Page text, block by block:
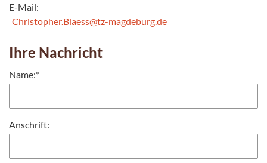
E-Mail:
Christopher.Blaess@tz-magdeburg.de
Ihre Nachricht
Name:*
Anschrift: